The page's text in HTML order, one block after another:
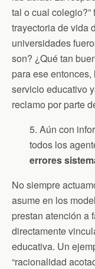
tal o cual
trayectoria de vida
universidades
son? ¿Qué tan
para ese
servicio educativo
reclamo por parte
5. Aún con
todos los
errores
No siempre
asume en los
prestan atención a
directamente
educativa. Un
“racionalidad